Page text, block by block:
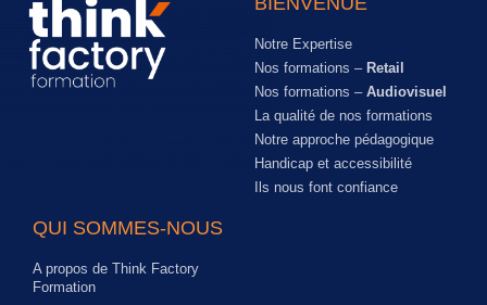
Notre Expertise
Nos formations – Retail
Nos formations – Audiovisuel
La qualité de nos formations
Notre approche pédagogique
Handicap et accessibilité
Ils nous font confiance
QUI SOMMES-NOUS
A propos de Think Factory
Formation